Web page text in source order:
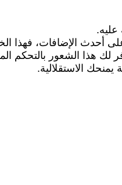
أحدث الإضافات، فهذا
لك هذا الشعور بالتحكم
الاستقلالية.